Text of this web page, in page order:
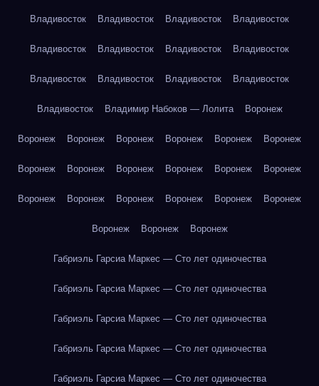
Владивосток Владивосток Владивосток Владивосток
Владивосток Владивосток Владивосток Владивосток
Владивосток Владивосток Владивосток Владивосток
Владивосток Владимир Набоков — Лолита Воронеж
Воронеж Воронеж Воронеж Воронеж Воронеж Воронеж
Воронеж Воронеж Воронеж Воронеж Воронеж Воронеж
Воронеж Воронеж Воронеж Воронеж Воронеж Воронеж
Воронеж Воронеж Воронеж
Габриэль Гарсиа Маркес — Сто лет одиночества
Габриэль Гарсиа Маркес — Сто лет одиночества
Габриэль Гарсиа Маркес — Сто лет одиночества
Габриэль Гарсиа Маркес — Сто лет одиночества
Габриэль Гарсиа Маркес — Сто лет одиночества